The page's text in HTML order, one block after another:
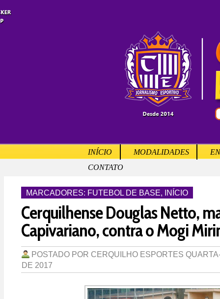
INÍCIO MODALIDADES
CONTATO
MARCADORES: FUTEBOL DE BASE, INÍCIO
Cerquilhense Douglas Netto,
Capivariano, contra o Mogi
POSTADO POR CERQUILHO ESPORTES
DE 2017